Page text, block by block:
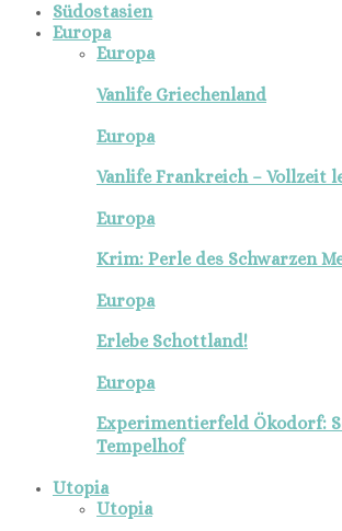
Südostasien
Europa
Europa
Vanlife Griechenland
Europa
Vanlife Frankreich – Vollzeit
Europa
Krim: Perle des Schwarzen
Europa
Erlebe Schottland!
Europa
Experimentierfeld Ökodorf:
Tempelhof
Utopia
Utopia